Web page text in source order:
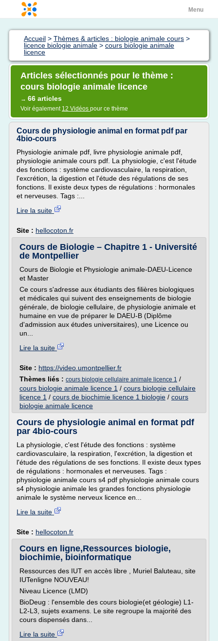
Menu
Accueil > Thèmes & articles : biologie animale cours >
licence biologie animale > cours biologie animale
licence
Articles sélectionnés pour le thème :
cours biologie animale licence
→ 66 articles
Voir également 12 Vidéos pour ce thème
Cours de physiologie animal en format pdf par
4bio-cours
Physiologie animale pdf, livre physiologie animale pdf,
physiologie animale cours pdf. La physiologie, c'est l'étude
des fonctions : système cardiovasculaire, la respiration,
l'excrétion, la digestion et l'étude des régulations de ses
fonctions. Il existe deux types de régulations : hormonales
et nerveuses. Tags :...
Lire la suite
Site : hellocoton.fr
Cours de Biologie – Chapitre 1 - Université
de Montpellier
Cours de Biologie et Physiologie animale-DAEU-Licence
et Master
Ce cours s'adresse aux étudiants des filières biologiques
et médicales qui suivent des enseignements de biologie
générale, de biologie cellulaire, de physiologie animale et
humaine en vue de préparer le DAEU-B (Diplôme
d'admission aux études universitaires), une Licence ou
un...
Lire la suite
Site : https://video.umontpellier.fr
Thèmes liés : cours biologie cellulaire animale licence 1 /
cours biologie animale licence 1 / cours biologie cellulaire
licence 1 / cours de biochimie licence 1 biologie / cours
biologie animale licence
Cours de physiologie animal en format pdf
par 4bio-cours
La physiologie, c'est l'étude des fonctions : système
cardiovasculaire, la respiration, l'excrétion, la digestion et
l'étude des régulations de ses fonctions. Il existe deux types
de régulations : hormonales et nerveuses. Tags :
physiologie animale cours s4 pdf physiologie animale cours
s4 physiologie animale les grandes fonctions physiologie
animale le système nerveux licence en...
Lire la suite
Site : hellocoton.fr
Cours en ligne,Ressources biologie,
biochimie, bioinformatique
Ressources des IUT en accès libre , Muriel Baluteau, site
IUTenligne NOUVEAU!
Niveau Licence (LMD)
BioDeug : l'ensemble des cours biologie(et géologie) L1-
L2-L3, sujets examens. Le site regroupe la majorité des
cours dispensés dans...
Lire la suite